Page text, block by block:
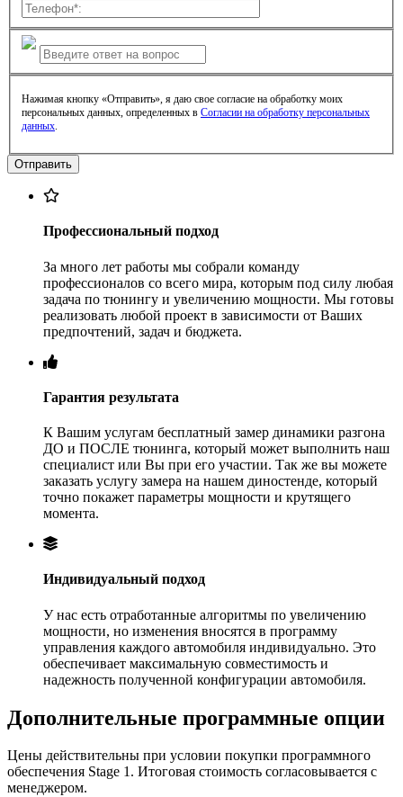
Нажимая кнопку «Отправить», я даю свое согласие на обработку моих
персональных данных, определенных в Согласии на обработку персональных
данных.
Профессиональный подход
За много лет работы мы собрали команду
профессионалов со всего мира, которым под силу любая
задача по тюнингу и увеличению мощности. Мы готовы
реализовать любой проект в зависимости от Ваших
предпочтений, задач и бюджета.
Гарантия результата
К Вашим услугам бесплатный замер динамики разгона
ДО и ПОСЛЕ тюнинга, который может выполнить наш
специалист или Вы при его участии. Так же вы можете
заказать услугу замера на нашем диностенде, который
точно покажет параметры мощности и крутящего
момента.
Индивидуальный подход
У нас есть отработанные алгоритмы по увеличению
мощности, но изменения вносятся в программу
управления каждого автомобиля индивидуально. Это
обеспечивает максимальную совместимость и
надежность полученной конфигурации автомобиля.
Дополнительные программные опции
Цены действительны при условии покупки программного
обеспечения Stage 1. Итоговая стоимость согласовывается с
менеджером.